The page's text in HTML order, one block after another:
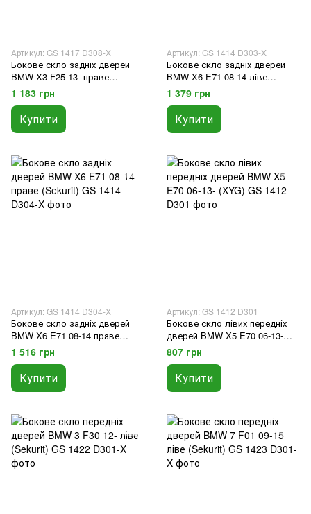
Артикул: GS 1417 D308-X
Бокове скло задніх дверей
BMW X3 F25 13- праве
(Sekurit)
1 183 грн
Купити
Артикул: GS 1414 D303-X
Бокове скло задніх дверей
BMW X6 E71 08-14 ліве
(Sekurit)
1 379 грн
Купити
Артикул: GS 1414 D304-X
Бокове скло задніх дверей
BMW X6 E71 08-14 праве
(Sekurit)
1 516 грн
Купити
Артикул: GS 1412 D301
Бокове скло лівих передніх
дверей BMW X5 E70 06-13-
(XYG)
807 грн
Купити